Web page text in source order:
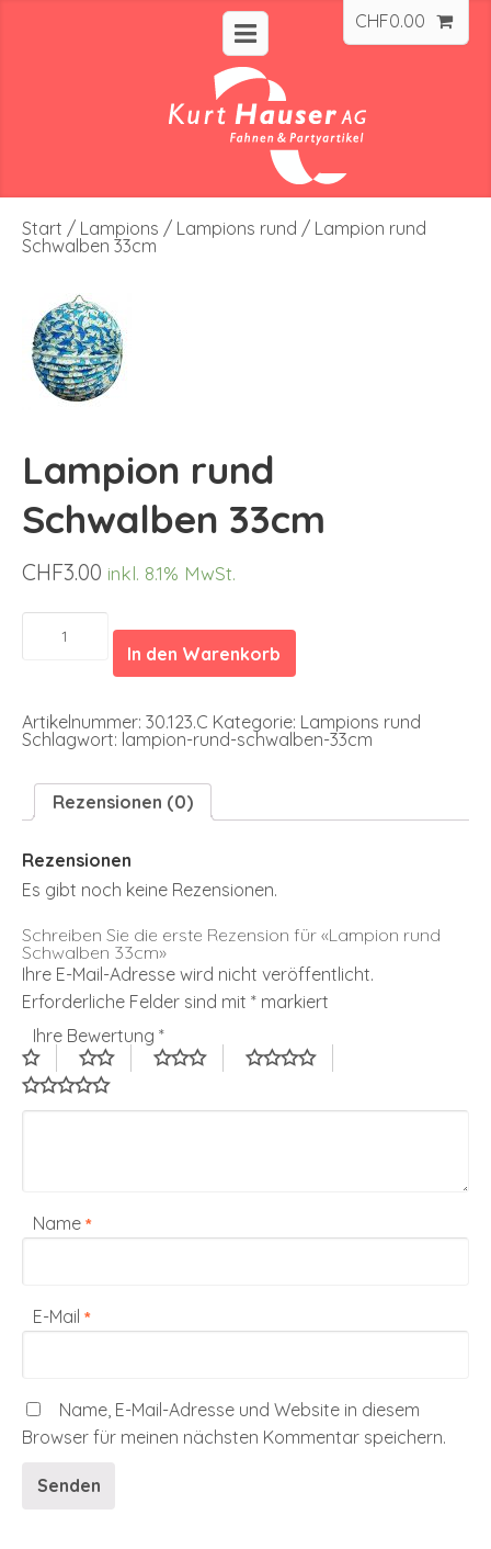
CHF0.00
Start / Lampions / Lampions rund / Lampion rund
Schwalben 33cm
Lampion rund
Schwalben 33cm
CHF3.00 inkl. 8.1% MwSt.
Lampion
Schwalben
In den Warenkorb
Artikelnummer: 30.123.C Kategorie: Lampions rund
Schlagwort: lampion-rund-schwalben-33cm
Rezensionen (0)
Rezensionen
Es gibt noch keine Rezensionen.
Schreiben Sie die erste Rezension für «Lampion rund
Schwalben 33cm»
Ihre E-Mail-Adresse wird nicht veröffentlicht.
Erforderliche Felder sind mit * markiert
Ihre Bewertung *
Name *
E-Mail *
Name, E-Mail-Adresse und Website in diesem
Browser für meinen nächsten Kommentar speichern.